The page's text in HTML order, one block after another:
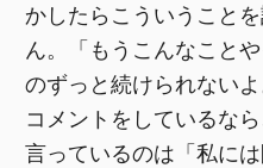
かしたらこういうこと
ん。「もうこんなこと
のずっと続けられない
コメントをしているな
言っているのは「私に